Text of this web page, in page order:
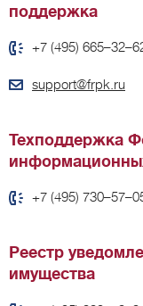
поддержка
+7 (495)
support@frpk.ru
Техподдержка
+7 (495)
Реестр
имущества